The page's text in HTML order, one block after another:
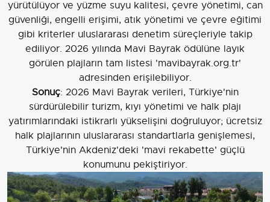
yürütülüyor ve yüzme suyu kalitesi, çevre yönetimi, can
güvenliği, engelli erişimi, atık yönetimi ve çevre eğitimi
gibi kriterler uluslararası denetim süreçleriyle takip
ediliyor. 2026 yılında Mavi Bayrak ödülüne layık
görülen plajların tam listesi 'mavibayrak.org.tr'
adresinden erişilebiliyor.
Sonuç: 2026 Mavi Bayrak verileri, Türkiye'nin
sürdürülebilir turizm, kıyı yönetimi ve halk plajı
yatırımlarındaki istikrarlı yükselişini doğruluyor; ücretsiz
halk plajlarının uluslararası standartlarla genişlemesi,
Türkiye'nin Akdeniz'deki 'mavi rekabette' güçlü
konumunu pekiştiriyor.